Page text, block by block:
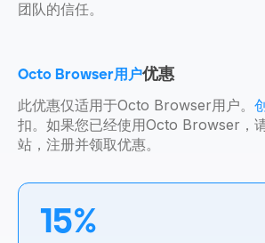
团队的信任。
Octo Browser用户优惠
此优惠仅适用于Octo Browser用户。
扣。如果您已经使用Octo Browser，
站，注册并领取优惠。
15%